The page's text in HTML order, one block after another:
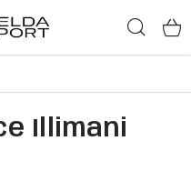
Illimani